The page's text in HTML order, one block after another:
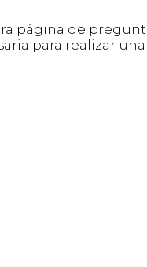
página de
para realizar